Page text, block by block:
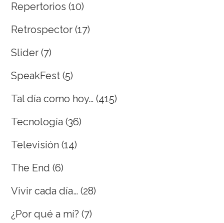
Repertorios (10)
Retrospector (17)
Slider (7)
SpeakFest (5)
Tal día como hoy… (415)
Tecnología (36)
Televisión (14)
The End (6)
Vivir cada día… (28)
¿Por qué a mí? (7)